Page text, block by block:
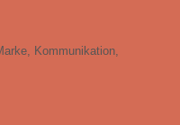
Kommunikation,